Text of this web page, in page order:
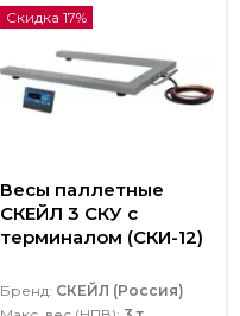
Скидка 17%
Весы паллетные
СКЕЙЛ 3 СКУ с
терминалом (СКИ-12)
Бренд: СКЕЙЛ (Россия)